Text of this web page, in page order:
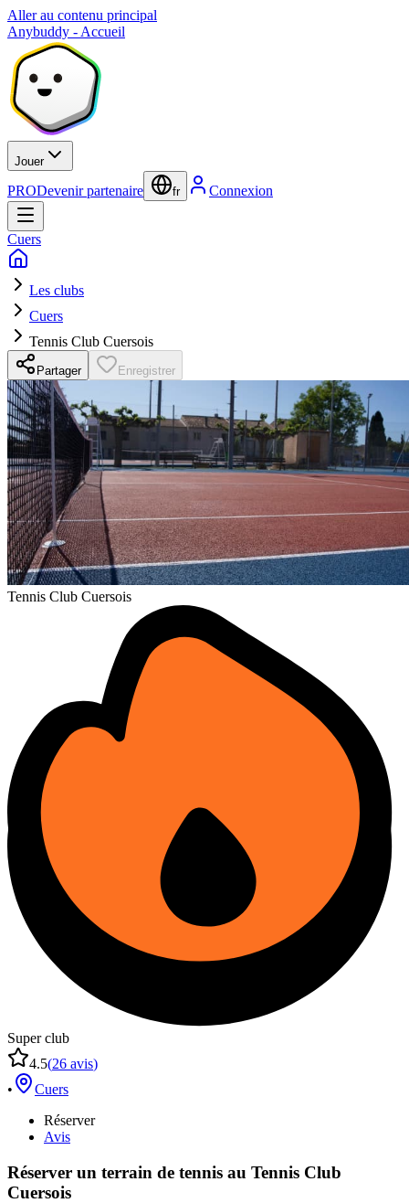
Aller au contenu principal
Anybuddy - Accueil
Jouer
PRODevenir partenaire fr Connexion
Cuers
Les clubs
Cuers
Tennis Club Cuersois
Partager Enregistrer
Tennis Club Cuersois
Super club
4.5(26 avis)
•
Cuers
Réserver
Avis
Réserver un terrain de tennis au Tennis Club
Cuersois